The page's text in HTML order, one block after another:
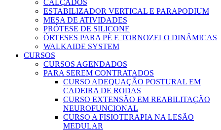
CALÇADOS
ESTABILIZADOR VERTICAL E PARAPODIUM
MESA DE ATIVIDADES
PRÓTESE DE SILICONE
ÓRTESES PARA PÉ E TORNOZELO DINÂMICAS
WALKAIDE SYSTEM
CURSOS
CURSOS AGENDADOS
PARA SEREM CONTRATADOS
CURSO ADEQUAÇÃO POSTURAL EM
CADEIRA DE RODAS
CURSO EXTENSÃO EM REABILITAÇÃO
NEUROFUNCIONAL
CURSO A FISIOTERAPIA NA LESÃO
MEDULAR